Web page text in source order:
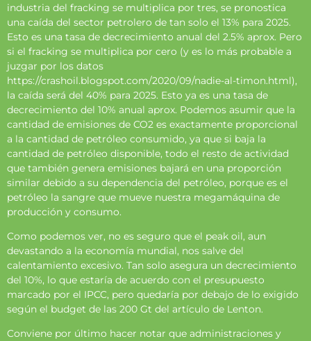
industria del fracking se multiplica por tres, se pronostica
una caída del sector petrolero de tan solo el 13% para 2025.
Esto es una tasa de decrecimiento anual del 2.5% aprox. Pero
si el fracking se multiplica por cero (y es lo más probable a
juzgar por los datos
https://crashoil.blogspot.com/2020/09/nadie-al-timon.html),
la caída será del 40% para 2025. Esto ya es una tasa de
decrecimiento del 10% anual aprox. Podemos asumir que la
cantidad de emisiones de CO2 es exactamente proporcional
a la cantidad de petróleo consumido, ya que si baja la
cantidad de petróleo disponible, todo el resto de actividad
que también genera emisiones bajará en una proporción
similar debido a su dependencia del petróleo, porque es el
petróleo la sangre que mueve nuestra megamáquina de
producción y consumo.
Como podemos ver, no es seguro que el peak oil, aun
devastando a la economía mundial, nos salve del
calentamiento excesivo. Tan solo asegura un decrecimiento
del 10%, lo que estaría de acuerdo con el presupuesto
marcado por el IPCC, pero quedaría por debajo de lo exigido
según el budget de las 200 Gt del artículo de Lenton.
Conviene por último hacer notar que administraciones y